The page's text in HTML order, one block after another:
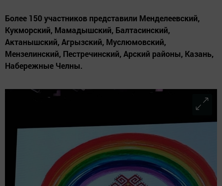
Более 150 участников представили Менделеевский,
Кукморский, Мамадышский, Балтасинский,
Актанышский, Агрызский, Муслюмовский,
Мензелинский, Пестречинский, Арский районы, Казань,
Набережные Челны.